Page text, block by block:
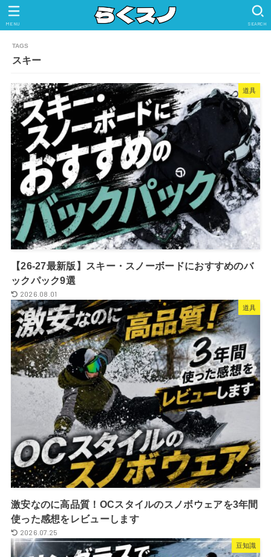
SEARCH
MENU
スキー
道具
【26-27最新版】スキー・スノーボードにおすすめのバ
ックパック9選
2026.08.01
道具
激安なのに高品質！OCスタイルのスノボウェアを3年間
使った感想をレビューします
2026.07.25
豆知識